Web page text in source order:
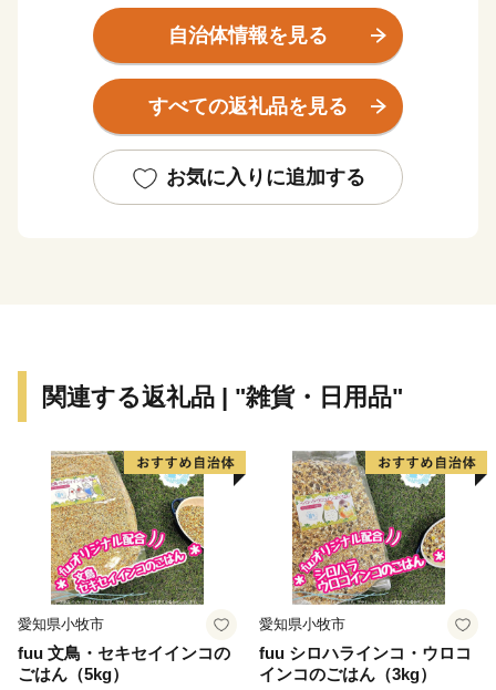
いには木曽川や阿木川、矢作川などが流れ、四季折々の
姿を楽しむことができます。大正13年に木曽川をせき止
めて造られた大井ダムと恵那峡周辺は、県立自然公園に
指定されています。その他、阿木川ダムや矢作ダム、小
ています。
歴史的な観光資源としては、中心市街地を横断する中
し、新恵那市として誕生しました。
自治体情報を見る
すべての返礼品を見る
お気に入りに追加する
関連する返礼品 | "雑貨・日用品"
愛知県小牧市
fuu 文鳥・セキセイインコの
ごはん（5kg）
愛知県小牧市
fuu シロハラインコ・ウロコ
インコのごはん（3kg）